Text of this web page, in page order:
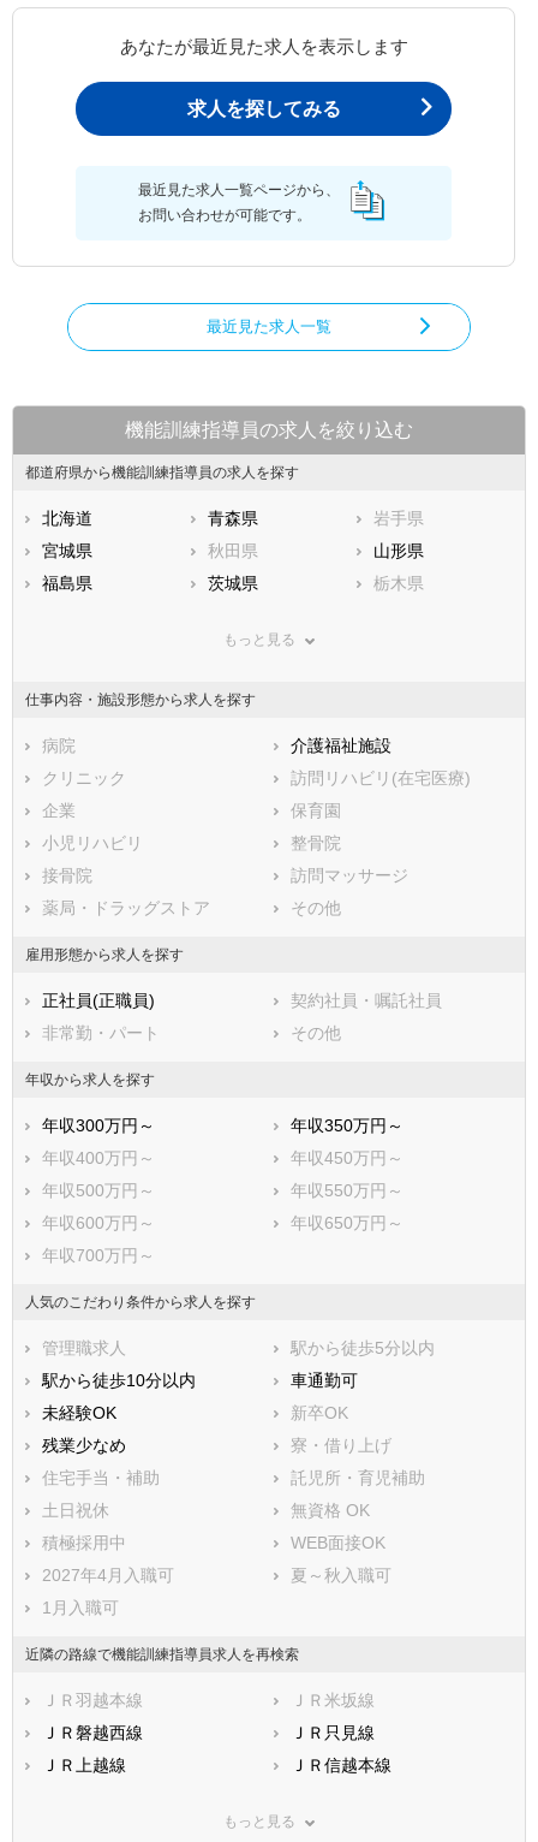
あなたが最近見た求人を表示します
求人を探してみる
最近見た求人一覧ページから、
お問い合わせが可能です。
最近見た求人一覧
機能訓練指導員の求人を絞り込む
都道府県から機能訓練指導員の求人を探す
北海道 青森県
岩手県
宮城県
秋田県
山形県
福島県
茨城県
栃木県
神奈川県
石川県
福井県
静岡県
三重県
滋賀県
大阪府
兵庫県
鳥取県
広島県
徳島県
香川県
愛媛県
鹿児島県
もっと見る
仕事内容・施設形態から求人を探す
病院
介護福祉施設
クリニック
訪問リハビリ(在宅医療)
企業
保育園
小児リハビリ
整骨院
接骨院
訪問マッサージ
薬局・ドラッグストア
その他
雇用形態から求人を探す
正社員(正職員)
契約社員・嘱託社員
非常勤・パート
その他
年収から求人を探す
年収300万円～
年収350万円～
年収400万円～
年収450万円～
年収500万円～
年収550万円～
年収600万円～
年収650万円～
年収700万円～
人気のこだわり条件から求人を探す
管理職求人
駅から徒歩5分以内
駅から徒歩10分以内
車通勤可
未経験OK
新卒OK
残業少なめ
寮・借り上げ
住宅手当・補助
託児所・育児補助
土日祝休
無資格 OK
積極採用中
WEB面接OK
2027年4月入職可
夏～秋入職可
1月入職可
近隣の路線で機能訓練指導員求人を再検索
ＪＲ羽越本線
ＪＲ米坂線
ＪＲ磐越西線
ＪＲ只見線
ＪＲ上越線
ＪＲ信越本線
ＪＲ越後線
もっと見る